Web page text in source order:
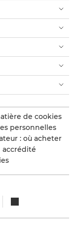
de cookies
personnelles
: où acheter
accrédité